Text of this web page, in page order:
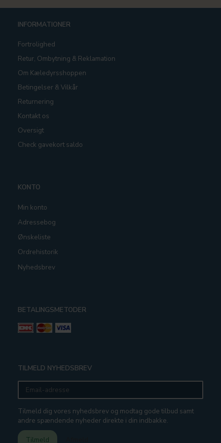
INFORMATIONER
Fortrolighed
Retur, Ombytning & Reklamation
Om Kæledyrsshoppen
Betingelser & Vilkår
Returnering
Kontakt os
Oversigt
Check gavekort saldo
KONTO
Min konto
Adressebog
Ønskeliste
Ordrehistorik
Nyhedsbrev
BETALINGSMETODER
TILMELD NYHEDSBREV
Email-
adresse
Tilmeld dig vores nyhedsbrev og modtag gode tilbud samt
andre spændende nyheder direkte i din indbakke.
Tilmeld